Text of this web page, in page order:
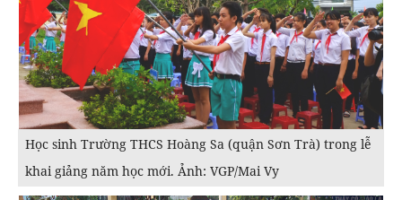
Học sinh Trường THCS Hoàng Sa (quận Sơn Trà) trong lễ
khai giảng năm học mới. Ảnh: VGP/Mai Vy